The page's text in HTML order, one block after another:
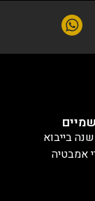
חברת JB, י.בירותי מתמחה למעלה מ 30 שנה בייבוא
אמבטיה